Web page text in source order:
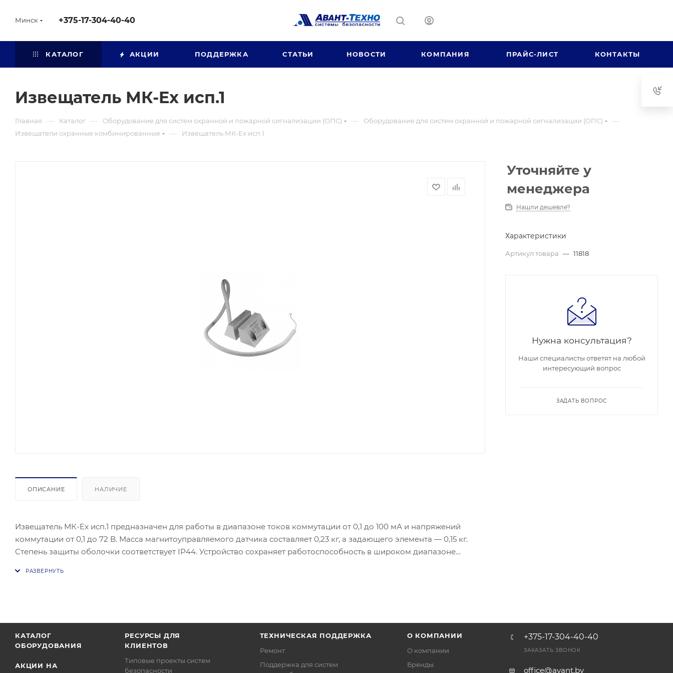
Минск +375-17-304-40-40
КАТАЛОГ АКЦИИ ПОДДЕРЖКА СТАТЬИ НОВОСТИ КОМПАНИЯ ПРАЙС-ЛИСТ КОНТАКТЫ
Извещатель МК-Ex исп.1
Главная — Каталог — Оборудование для систем охранной и пожарной сигнализации (ОПС) — Оборудование для систем охранной и пожарной сигнализации (ОПС) —
Извещатели охранные комбинированные — Извещатель МК-Ex исп.1
ОПИСАНИЕ НАЛИЧИЕ
Извещатель МК-Ex исп.1 предназначен для работы в диапазоне токов коммутации от 0,1 до 100 мА и напряжений
коммутации от 0,1 до 72 В. Масса магнитоуправляемого датчика составляет 0,23 кг, а задающего элемента — 0,15 кг.
Степень защиты оболочки соответствует IP44. Устройство сохраняет работоспособность в широком диапазоне
Уточняйте у
менеджера
Нашли дешевле?
Характеристики
Артикул товара — 11818
Нужна консультация?
Наши специалисты ответят на любой
интересующий вопрос
ЗАДАТЬ ВОПРОС
КАТАЛОГ
ОБОРУДОВАНИЯ
АКЦИИ НА
РЕСУРСЫ ДЛЯ
КЛИЕНТОВ
Типовые проекты систем
безопасности
ТЕХНИЧЕСКАЯ ПОДДЕРЖКА
Ремонт
Поддержка для систем
О КОМПАНИИ
О компании
Бренды
+375-17-304-40-40
ЗАКАЗАТЬ ЗВОНОК
office@avant.by